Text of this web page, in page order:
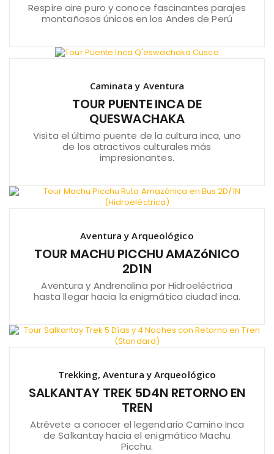
Respire aire puro y conoce fascinantes parajes
montañosos únicos en los Andes de Perú
Caminata y Aventura
TOUR PUENTE INCA DE
QUESWACHAKA
Visita el último puente de la cultura inca, uno
de los atractivos culturales más
impresionantes.
Aventura y Arqueológico
TOUR MACHU PICCHU AMAZóNICO
2D1N
Aventura y Andrenalina por Hidroeléctrica
hasta llegar hacia la enigmática ciudad inca.
Trekking, Aventura y Arqueológico
SALKANTAY TREK 5D4N RETORNO EN
TREN
Atrévete a conocer el legendario Camino Inca
de Salkantay hacia el enigmático Machu
Picchu.